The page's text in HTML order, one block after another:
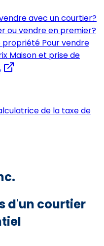
avec un courtier?
ou vendre en premier?
propriété Pour vendre
Maison et prise de
de la taxe de
d'un courtier